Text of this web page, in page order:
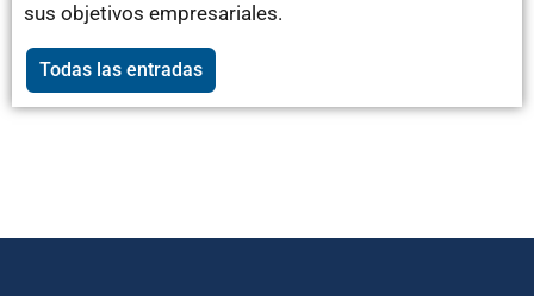
sus objetivos empresariales.
Todas las entradas